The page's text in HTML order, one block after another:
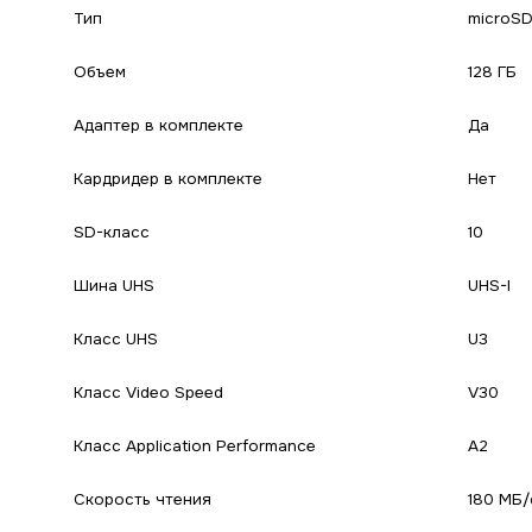
Тип
Объем 128 ГБ
Адаптер в комплекте Да
Кардридер в комплекте Нет
SD-класс 10
Шина UHS UHS-I
Класс UHS U3
Класс Video Speed V30
Класс Application Performance A2
Скорость чтения 180 МБ/